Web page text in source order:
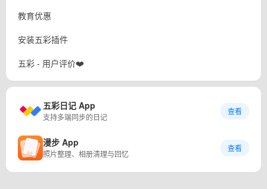
教育优惠
安装五彩插件
五彩 - 用户评价❤️
五彩日记 App
支持多端同步的日记
查看
漫步 App
照片整理、相册清理与回忆
查看